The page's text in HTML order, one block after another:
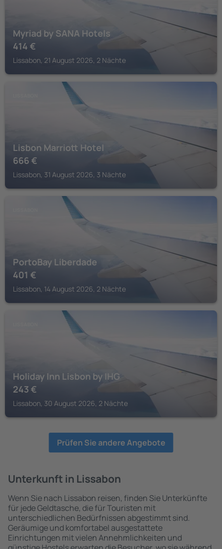
Myriad by SANA Hotels
414 €
Lissabon, 21 August 2026, 2 Nächte
Lisbon Marriott Hotel
666 €
Lissabon, 31 August 2026, 3 Nächte
PortoBay Liberdade
401 €
Lissabon, 14 August 2026, 2 Nächte
Holiday Inn Lisbon by IHG
243 €
Lissabon, 30 August 2026, 2 Nächte
Prüfen Sie andere Angebote
Unterkunft in Lissabon
Wenn Sie nach Lissabon reisen, finden Sie Unterkünfte
für jede Geldtasche, die für Touristen mit
unterschiedlichen Bedürfnissen abgestimmt sind.
Geräumige und komfortabel ausgestattete
Einrichtungen mit vielen Annehmlichkeiten und